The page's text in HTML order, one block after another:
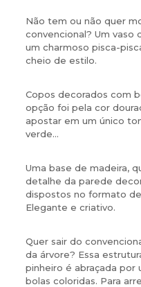
Não tem ou não quer
convencional? Um vaso
um charmoso pisca-
cheio de estilo.
Copos decorados com
opção foi pela cor
apostar em um único
verde…
Uma base de madeira,
detalhe da parede
dispostos no formato
Elegante e criativo.
Quer sair do
da árvore? Essa
pinheiro é abraçada
bolas coloridas. Para